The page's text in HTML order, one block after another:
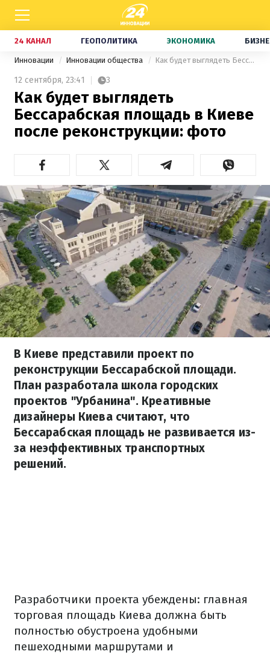
24 КАНАЛ ГЕОПОЛИТИКА ЭКОНОМИКА
Инновации Инновации общества Как будет выглядеть Бессарабская площадь в Киеве после реконструкции: фото
12 сентября, 23:41 3
Как будет выглядеть
Бессарабская площадь в Киеве
после реконструкции: фото
В Киеве представили проект по
реконструкции Бессарабской площади.
План разработала школа городских
проектов "Урбанина". Креативные
дизайнеры Киева считают, что
Бессарабская площадь не развивается из-
за неэффективных транспортных
решений.
Разработчики проекта убеждены: главная
торговая площадь Киева должна быть
полностью обустроена удобными
пешеходными маршрутами и